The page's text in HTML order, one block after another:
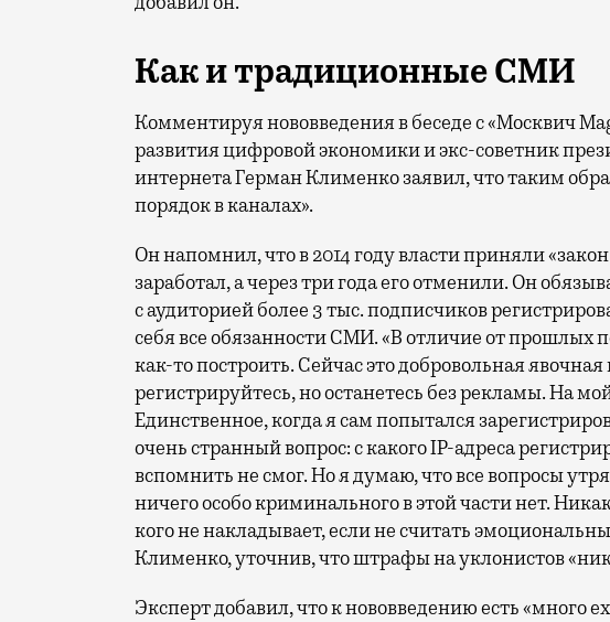
Как и традиционные СМИ
Комментируя нововведения в беседе с «Москвич
развития цифровой экономики и экс-советник
интернета Герман Клименко заявил, что таким
порядок в каналах».
Он напомнил, что в 2014 году власти приняли
заработал, а через три года его отменили. Он
с аудиторией более 3 тыс. подписчиков
себя все обязанности СМИ. «В отличие от прошлых
как-то построить. Сейчас это добровольная
регистрируйтесь, но останетесь без рекламы. На
Единственное, когда я сам попытался
очень странный вопрос: с какого IP-адреса
вспомнить не смог. Но я думаю, что все вопросы
ничего особо криминального в этой части нет.
кого не накладывает, если не считать
Клименко, уточнив, что штрафы на уклонистов
Эксперт добавил, что к нововведению есть «много